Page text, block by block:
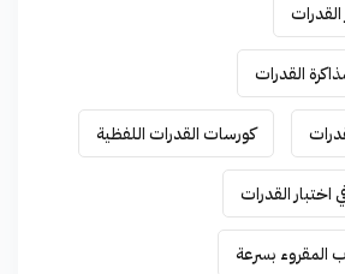
القدرات
كورسات القدرات اللفظية
المقروء بسرعة